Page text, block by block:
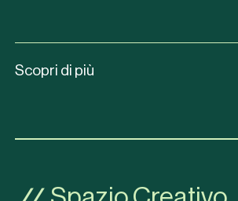
Scopri di più